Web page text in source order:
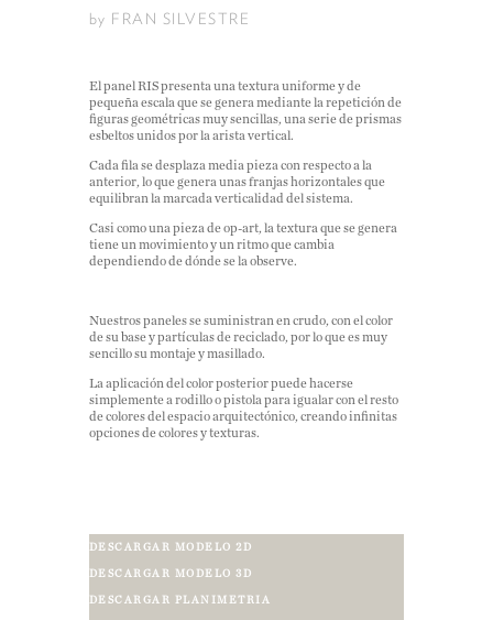
by FRAN SILVESTRE
El panel RIS presenta una textura uniforme y de
pequeña escala que se genera mediante la repetición de
figuras geométricas muy sencillas, una serie de prismas
esbeltos unidos por la arista vertical.
Cada fila se desplaza media pieza con respecto a la
anterior, lo que genera unas franjas horizontales que
equilibran la marcada verticalidad del sistema.
Casi como una pieza de op-art, la textura que se genera
tiene un movimiento y un ritmo que cambia
dependiendo de dónde se la observe.
Nuestros paneles se suministran en crudo, con el color
de su base y partículas de reciclado, por lo que es muy
sencillo su montaje y masillado.
La aplicación del color posterior puede hacerse
simplemente a rodillo o pistola para igualar con el resto
de colores del espacio arquitectónico, creando infinitas
opciones de colores y texturas.
DESCARGAR MODELO 2D
DESCARGAR MODELO 3D
DESCARGAR PLANIMETRIA